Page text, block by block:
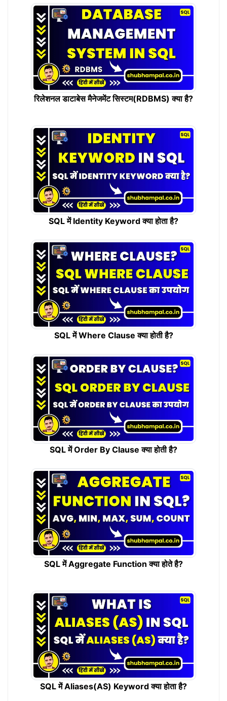
रिलेशनल डाटाबेस मैनेजमेंट सिस्टम(RDBMS) क्या है?
SQL में Identity Keyword क्या होता है?
SQL में Where Clause क्या होती है?
SQL में Order By Clause क्या होती है?
SQL में Aggregate Function क्या होते है?
SQL में Aliases(AS) Keyword क्या होता है?